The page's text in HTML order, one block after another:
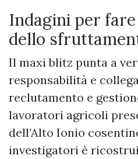
Indagini per
dello
Il maxi blitz punta a
responsabilità e
reclutamento e
lavoratori agricoli
dell’Alto Ionio
investigatori è